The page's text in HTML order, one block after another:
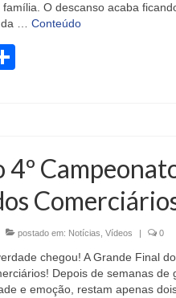
O descanso acaba
… Conteúdo
4º
postado em: Notícias Vídeos | 0
chegou! A Grande Final
Depois de semanas de
e emoção, restam apenas